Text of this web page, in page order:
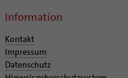
Information
Kontakt
Impressum
Datenschutz